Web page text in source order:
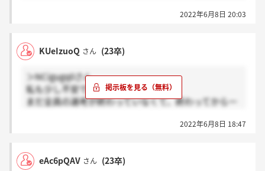
2022年6月8日 20:03
KUeIzuoQ さん (23卒)
＞NCigugq0さん
私も少し不安です…
まだ全員の選考が終わっていなくて、終わってから一
2022年6月8日 18:47
eAc6pQAV さん (23卒)